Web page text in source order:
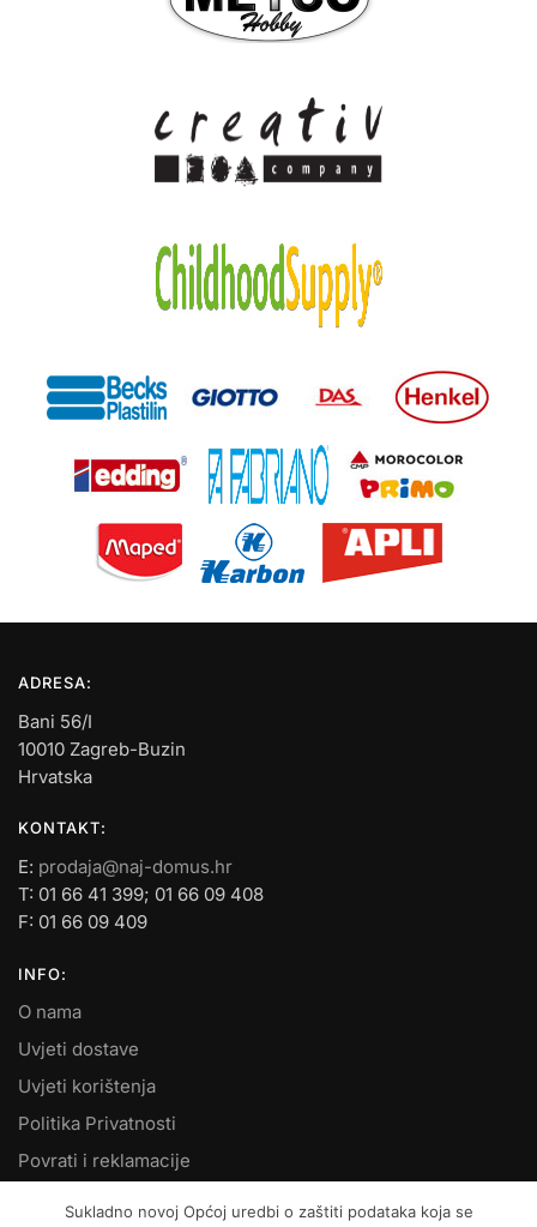
ADRESA:
Bani 56/I
10010 Zagreb-Buzin
Hrvatska
KONTAKT:
E: prodaja@naj-domus.hr
T: 01 66 41 399; 01 66 09 408
F: 01 66 09 409
INFO:
O nama
Uvjeti dostave
Uvjeti korištenja
Politika Privatnosti
Povrati i reklamacije
Sukladno novoj Općoj uredbi o zaštiti podataka koja se